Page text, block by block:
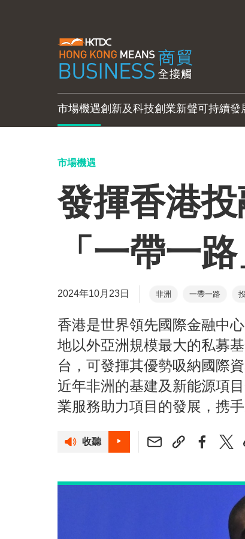
市場機遇創新及科技創業新聲可持續發
市場機遇
發揮香港
「一帶一
2024年10月23日 非洲 一帶一路
香港是世界領先國際金融中
地以外亞洲規模最大的私募
台，可發揮其優勢吸納國際
近年非洲的基建及新能源項
業服務助力項目的發展，携手
收聽